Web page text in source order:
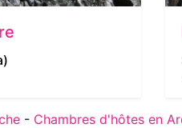
- Chambres d'hôtes en